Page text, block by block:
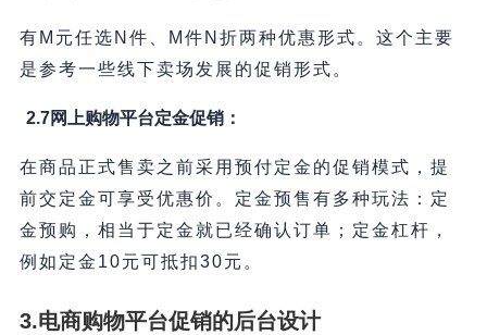
有M元任选N件、M件N折两种优惠形式。这个主要
是参考一些线下卖场发展的促销形式。
2.7网上购物平台定金促销：
在商品正式售卖之前采用预付定金的促销模式，提
前交定金可享受优惠价。定金预售有多种玩法：定
金预购，相当于定金就已经确认订单；定金杠杆，
例如定金10元可抵扣30元。
3.电商购物平台促销的后台设计